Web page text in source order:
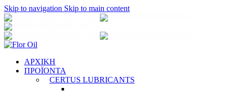
Skip to navigation Skip to main content
ΑΡΧΙΚΗ
ΠΡΟΪΟΝΤΑ
CERTUS LUBRICANTS